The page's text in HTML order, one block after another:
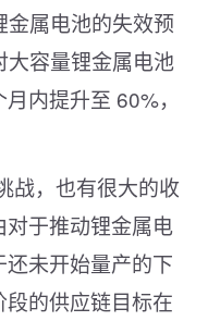
属电池的失效预
容量锂金属电池
内提升至 60%，
战，也有很大的收
于推动锂金属电
未开始量产的下
的供应链目标在